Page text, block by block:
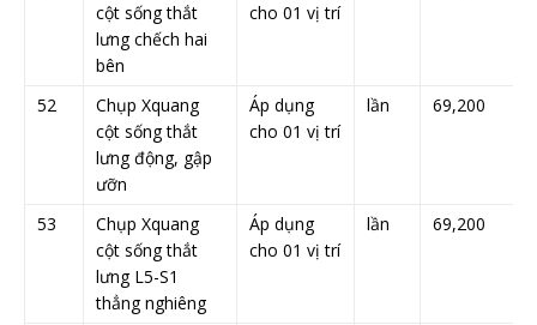
cột sống thắt
lưng chếch hai
bên
cho 01 vị trí
52
Chụp Xquang
cột sống thắt
lưng động, gập
ưỡn
Áp dụng
cho 01 vị trí
lần 69,200
53
Chụp Xquang
cột sống thắt
lưng L5-S1
thẳng nghiêng
Áp dụng
cho 01 vị trí
lần 69,200